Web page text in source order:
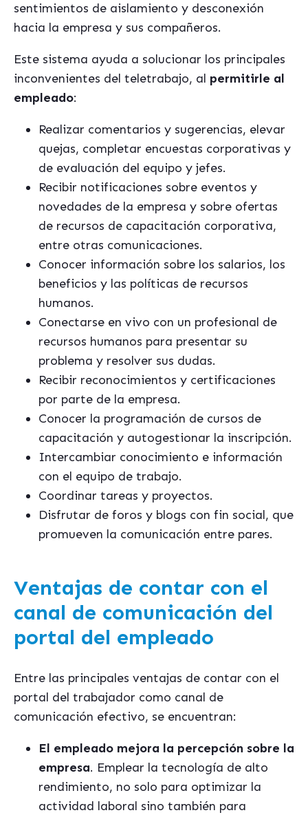
sentimientos de aislamiento y desconexión
hacia la empresa y sus compañeros.
Este sistema ayuda a solucionar los principales
inconvenientes del teletrabajo, al permitirle al
empleado:
Realizar comentarios y sugerencias, elevar
quejas, completar encuestas corporativas y
de evaluación del equipo y jefes.
Recibir notificaciones sobre eventos y
novedades de la empresa y sobre ofertas
de recursos de capacitación corporativa,
entre otras comunicaciones.
Conocer información sobre los salarios, los
beneficios y las políticas de recursos
humanos.
Conectarse en vivo con un profesional de
recursos humanos para presentar su
problema y resolver sus dudas.
Recibir reconocimientos y certificaciones
por parte de la empresa.
Conocer la programación de cursos de
capacitación y autogestionar la inscripción.
Intercambiar conocimiento e información
con el equipo de trabajo.
Coordinar tareas y proyectos.
Disfrutar de foros y blogs con fin social, que
promueven la comunicación entre pares.
Ventajas de contar con el
canal de comunicación del
portal del empleado
Entre las principales ventajas de contar con el
portal del trabajador como canal de
comunicación efectivo, se encuentran:
El empleado mejora la percepción sobre la
empresa. Emplear la tecnología de alto
rendimiento, no solo para optimizar la
actividad laboral sino también para